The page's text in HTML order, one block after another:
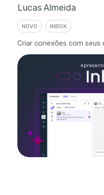
Lucas Almeida
NOVO INBOX
Criar conexões com